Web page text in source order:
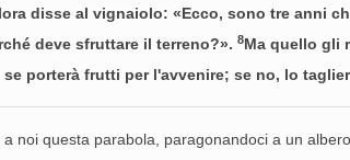
disse al vignaiolo: «Ecco, sono tre anni
deve sfruttare il terreno?». 8Ma quello gli
se porterà frutti per l'avvenire; se no, lo
noi questa parabola, paragonandoci a un